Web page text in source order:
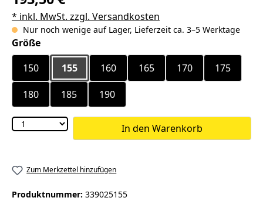
* inkl. MwSt. zzgl. Versandkosten
Nur noch wenige auf Lager, Lieferzeit ca. 3–5 Werktage
Größeauswählen
150
155 160 165 170 175
180 185 190
In den Warenkorb
Zum Merkzettel hinzufügen
Produktnummer: 339025155